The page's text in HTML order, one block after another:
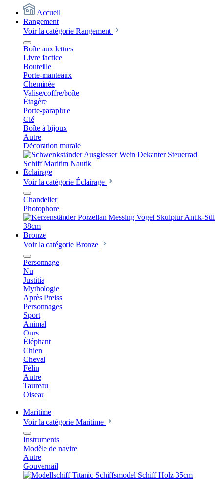
Accueil
Rangement
Voir la catégorie Rangement
Boîte aux lettres
Livre factice
Bouteille
Porte-manteaux
Cheminée
Valise/coffre/boîte
Étagère
Porte-parapluie
Clé
Boîte à bijoux
Autre
Décoration murale
Éclairage
Voir la catégorie Éclairage
Chandelier
Photophore
Bronze
Voir la catégorie Bronze
Personnage
Nu
Justitia
Mythologie
Après Preiss
Personnages
Sport
Animal
Ours
Éléphant
Chien
Cheval
Félin
Autre
Taureau
Oiseau
Maritime
Voir la catégorie Maritime
Instruments
Modèle de navire
Autre
Gouvernail